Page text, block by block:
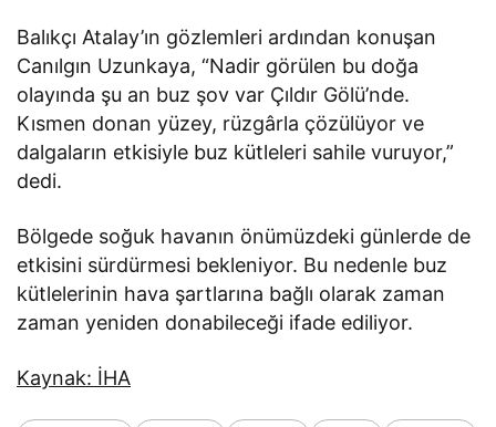
Balıkçı Atalay’ın gözlemleri ardından konuşan
Canılgın Uzunkaya, “Nadir görülen bu doğa
olayında şu an buz şov var Çıldır Gölü’nde.
Kısmen donan yüzey, rüzgârla çözülüyor ve
dalgaların etkisiyle buz kütleleri sahile vuruyor,”
dedi.
Bölgede soğuk havanın önümüzdeki günlerde de
etkisini sürdürmesi bekleniyor. Bu nedenle buz
kütlelerinin hava şartlarına bağlı olarak zaman
zaman yeniden donabileceği ifade ediliyor.
Kaynak: İHA